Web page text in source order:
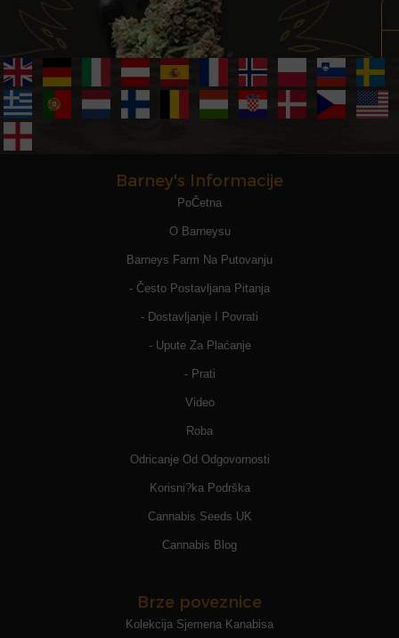
Barney's Informacije
PoČetna
O Barneysu
Barneys Farm Na Putovanju
- Često Postavljana Pitanja
- Dostavljanje I Povrati
- Upute Za Plaćanje
- Prati
Video
Roba
Odricanje Od Odgovornosti
Korisni?ka Podrška
Cannabis Seeds UK
Cannabis Blog
Brze poveznice
Kolekcija Sjemena Kanabisa